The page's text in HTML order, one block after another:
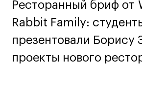
Ресторанный бриф от
Rabbit Family:
презентовали Борису
проекты нового